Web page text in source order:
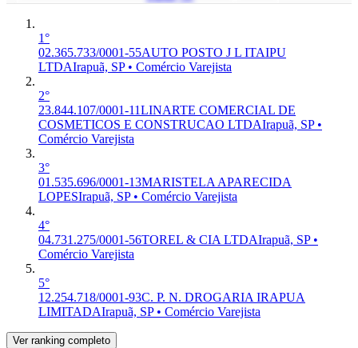
1°
02.365.733/0001-55AUTO POSTO J L ITAIPU
LTDAIrapuã, SP • Comércio Varejista
2°
23.844.107/0001-11LINARTE COMERCIAL DE
COSMETICOS E CONSTRUCAO LTDAIrapuã, SP •
Comércio Varejista
3°
01.535.696/0001-13MARISTELA APARECIDA
LOPESIrapuã, SP • Comércio Varejista
4°
04.731.275/0001-56TOREL & CIA LTDAIrapuã, SP •
Comércio Varejista
5°
12.254.718/0001-93C. P. N. DROGARIA IRAPUA
LIMITADAIrapuã, SP • Comércio Varejista
Ver ranking completo